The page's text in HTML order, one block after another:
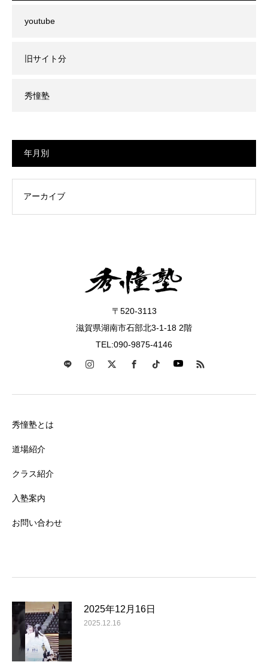
youtube
旧サイト分
秀憧塾
年月別
〒520-3113
滋賀県湖南市石部北3-1-18 2階
TEL:090-9875-4146
秀憧塾とは
道場紹介
クラス紹介
入塾案内
お問い合わせ
2025年12月16日
2025.12.16